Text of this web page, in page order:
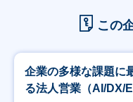
この
企業の多様な課題に
る法人営業（AI/